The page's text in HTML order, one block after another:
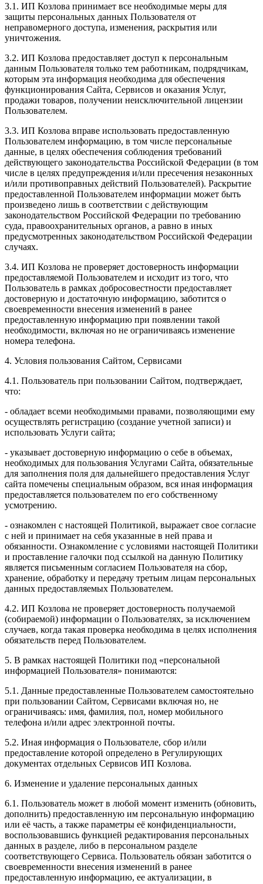
3.1. ИП Козлова принимает все необходимые меры для
защиты персональных данных Пользователя от
неправомерного доступа, изменения, раскрытия или
уничтожения.
3.2. ИП Козлова предоставляет доступ к персональным
данным Пользователя только тем работникам, подрядчикам,
которым эта информация необходима для обеспечения
функционирования Сайта, Сервисов и оказания Услуг,
продажи товаров, получении неисключительной лицензии
Пользователем.
3.3. ИП Козлова вправе использовать предоставленную
Пользователем информацию, в том числе персональные
данные, в целях обеспечения соблюдения требований
действующего законодательства Российской Федерации (в том
числе в целях предупреждения и/или пресечения незаконных
и/или противоправных действий Пользователей). Раскрытие
предоставленной Пользователем информации может быть
произведено лишь в соответствии с действующим
законодательством Российской Федерации по требованию
суда, правоохранительных органов, а равно в иных
предусмотренных законодательством Российской Федерации
случаях.
3.4. ИП Козлова не проверяет достоверность информации
предоставляемой Пользователем и исходит из того, что
Пользователь в рамках добросовестности предоставляет
достоверную и достаточную информацию, заботится о
своевременности внесения изменений в ранее
предоставленную информацию при появлении такой
необходимости, включая но не ограничиваясь изменение
номера телефона.
4. Условия пользования Сайтом, Сервисами
4.1. Пользователь при пользовании Сайтом, подтверждает,
что:
- обладает всеми необходимыми правами, позволяющими ему
осуществлять регистрацию (создание учетной записи) и
использовать Услуги сайта;
- указывает достоверную информацию о себе в объемах,
необходимых для пользования Услугами Сайта, обязательные
для заполнения поля для дальнейшего предоставления Услуг
сайта помечены специальным образом, вся иная информация
предоставляется пользователем по его собственному
усмотрению.
- ознакомлен с настоящей Политикой, выражает свое согласие
с ней и принимает на себя указанные в ней права и
обязанности. Ознакомление с условиями настоящей Политики
и проставление галочки под ссылкой на данную Политику
является письменным согласием Пользователя на сбор,
хранение, обработку и передачу третьим лицам персональных
данных предоставляемых Пользователем.
4.2. ИП Козлова не проверяет достоверность получаемой
(собираемой) информации о Пользователях, за исключением
случаев, когда такая проверка необходима в целях исполнения
обязательств перед Пользователем.
5. В рамках настоящей Политики под «персональной
информацией Пользователя» понимаются:
5.1. Данные предоставленные Пользователем самостоятельно
при пользовании Сайтом, Сервисами включая но, не
ограничиваясь: имя, фамилия, пол, номер мобильного
телефона и/или адрес электронной почты.
5.2. Иная информация о Пользователе, сбор и/или
предоставление которой определено в Регулирующих
документах отдельных Сервисов ИП Козлова.
6. Изменение и удаление персональных данных
6.1. Пользователь может в любой момент изменить (обновить,
дополнить) предоставленную им персональную информацию
или её часть, а также параметры её конфиденциальности,
воспользовавшись функцией редактирования персональных
данных в разделе, либо в персональном разделе
соответствующего Сервиса. Пользователь обязан заботится о
своевременности внесения изменений в ранее
предоставленную информацию, ее актуализации, в